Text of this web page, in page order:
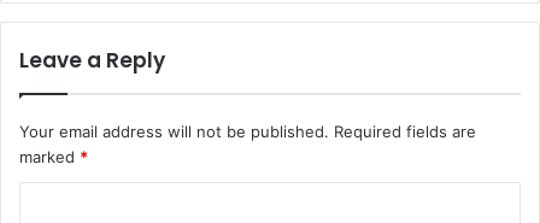
Leave a Reply
Your email address will not be published. Required fields are
marked *